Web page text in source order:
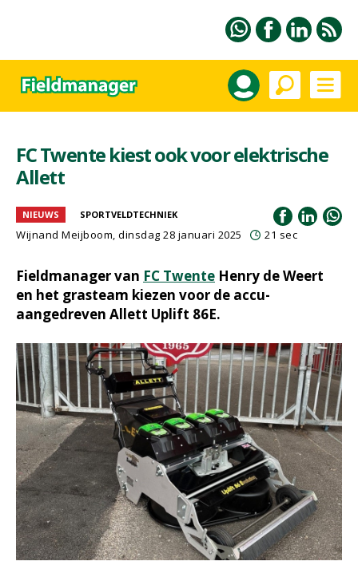
FC Twente kiest ook voor elektrische
Allett
NIEUWS SPORTVELDTECHNIEK
Wijnand Meijboom, dinsdag 28 januari 2025 21 sec
Fieldmanager van FC Twente Henry de Weert
en het grasteam kiezen voor de accu-
aangedreven Allett Uplift 86E.